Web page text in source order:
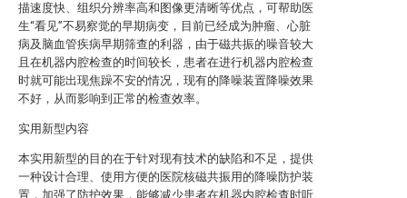
描速度快、组织分辨率高和图像更清晰等优点，可帮助医
生“看见”不易察觉的早期病变，目前已经成为肿瘤、心脏
病及脑血管疾病早期筛查的利器，由于磁共振的噪音较大
且在机器内腔检查的时间较长，患者在进行机器内腔检查
时就可能出现焦躁不安的情况，现有的降噪装置降噪效果
不好，从而影响到正常的检查效率。
实用新型内容
本实用新型的目的在于针对现有技术的缺陷和不足，提供
一种设计合理、使用方便的医院核磁共振用的降噪防护装
置，加强了防护效果，能够减少患者在机器内腔检查时听